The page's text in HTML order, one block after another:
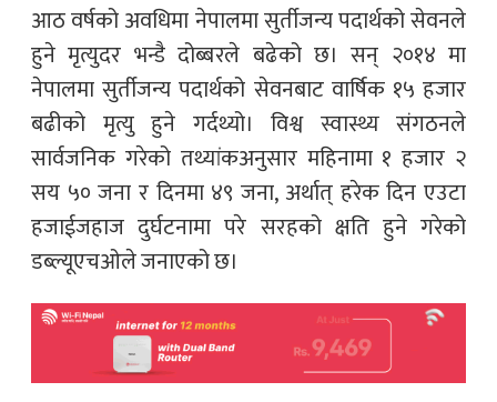
आठ वर्षको अवधिमा नेपालमा सुर्तीजन्य पदार्थको सेवनले
हुने मृत्युदर भन्डै दोब्बरले बढेको छ। सन् २०१४ मा
नेपालमा सुर्तीजन्य पदार्थको सेवनबाट वार्षिक १५ हजार
बढीको मृत्यु हुने गर्दथ्यो। विश्व स्वास्थ्य संगठनले
सार्वजनिक गरेको तथ्यांकअनुसार महिनामा १ हजार २
सय ५० जना र दिनमा ४९ जना, अर्थात् हरेक दिन एउटा
हजाईजहाज दुर्घटनामा परे सरहको क्षति हुने गरेको
डब्ल्यूएचओले जनाएको छ।